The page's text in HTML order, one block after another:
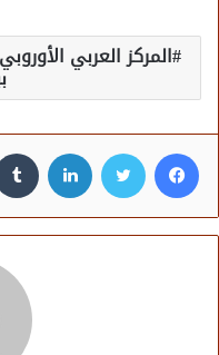
المركز العربي
فيسبوك تويتر لينكدإن